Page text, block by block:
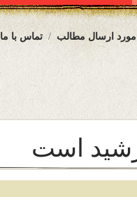
تماس با ما ارسال مطالب
است